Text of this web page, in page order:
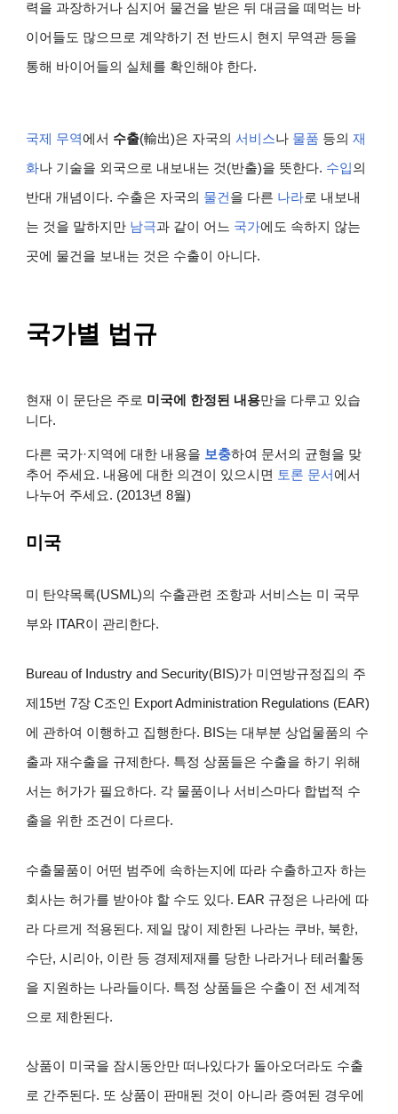
력을 과장하거나 심지어 물건을 받은 뒤 대금을 떼먹는 바
이어들도 많으므로 계약하기 전 반드시 현지 무역관 등을
통해 바이어들의 실체를 확인해야 한다.
국제 무역에서 수출(輸出)은 자국의서비스나 물품 등의재
화나 기술을 외국으로 내보내는 것(반출)을 뜻한다. 수입의
반대 개념이다. 수출은 자국의 물건 을 다른 나라로 내보내
는 것을 말하지만 남극과 같이 어느 국가에도 속하지 않는
곳에 물건을 보내는 것은 수출이 아니다.
국가별 법규
현재 이 문단은 주로 미국에 한정된 내용만을 다루고 있습
니다.
다른 국가·지역에 대한 내용을 보충하여 문서의 균형을 맞
추어 주세요. 내용에 대한 의견이 있으시면 토론 문서에서
나누어 주세요. (2013년 8월)
미국
미 탄약목록(USML)의 수출관련 조항과 서비스는 미 국무
부와 ITAR이 관리한다.
Bureau of Industry and Security(BIS)가 미연방규정집의 주
제15번 7장 C조인 Export Administration Regulations (EAR)
에 관하여 이행하고 집행한다. BIS는 대부분 상업물품의 수
출과 재수출을 규제한다. 특정 상품들은 수출을 하기 위해
서는 허가가 필요하다. 각 물품이나 서비스마다 합법적 수
출을 위한 조건이 다르다.
수출물품이 어떤 범주에 속하는지에 따라 수출하고자 하는
회사는 허가를 받아야 할 수도 있다. EAR 규정은 나라에 따
라 다르게 적용된다. 제일 많이 제한된 나라는 쿠바, 북한,
수단, 시리아, 이란 등 경제제재를 당한 나라거나 테러활동
을 지원하는 나라들이다. 특정 상품들은 수출이 전 세계적
으로 제한된다.
상품이 미국을 잠시동안만 떠나있다가 돌아오더라도 수출
로 간주된다. 또 상품이 판매된 것이 아니라 증여된 경우에